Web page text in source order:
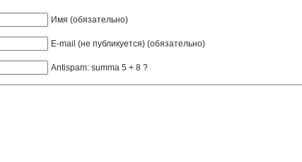
Имя (обязательно)
E-mail (не публикуется) (обязательно)
Antispam: summa 5 + 8 ?